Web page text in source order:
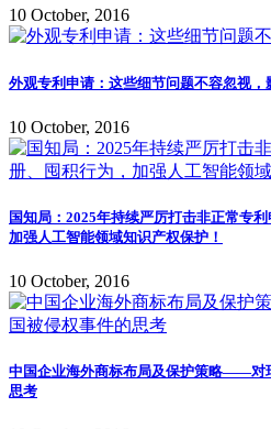
10 October, 2016
外观专利申请：这些细节问题不容忽视，
10 October, 2016
国知局：2025年持续严厉打击非正常专
加强人工智能领域知识产权保护！
10 October, 2016
中国企业海外商标布局及保护策略——对
思考